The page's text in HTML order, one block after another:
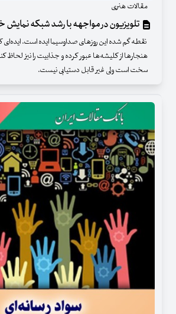
مقالات هنری
تلویزیون در مواجهه با رشد شبکه نمایش
نقطه گم‌ شده این روزهای صداوسیما ایده است.
هنجارها از کلیشه‌ها عبور کرده و جذابیت را نیز لحاظ
سخت است ولی غیر قابل دستیابی نیست.